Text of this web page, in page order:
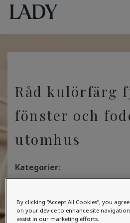
Råd kulörfärg
fönster och
utomhus
Kategorier:
Hej Annika, Jag har tidigare
dig med kulörrådgivning
By clicking “Accept All Cookies”, you
on your device to enhance site
assist in our marketing efforts.